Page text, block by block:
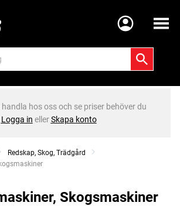
Meny
hos oss och se priser behöver du
Logga in ellerSkapa konto
Redskap, Skog, Trädgård
Skogsmaskiner